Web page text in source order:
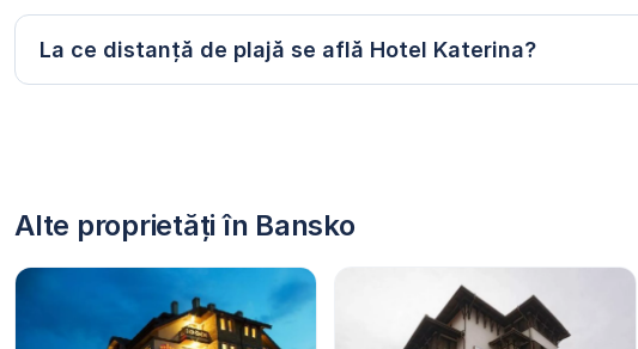
La ce distanță de plajă se află Hotel Katerina?
Alte proprietăți în Bansko